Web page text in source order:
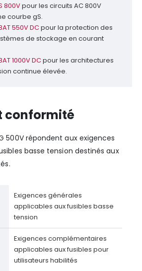
800Vpour les circuits AC 800V
courbe gS.
550V DCpour la protection des
de stockage en courant
1000V DCpour les architectures
continue élevée.
conformité
500V répondent aux exigences
basse tension destinés aux
Exigences générales
applicables aux fusibles basse
tension
Exigences complémentaires
applicables aux fusibles pour
utilisateurs habilités